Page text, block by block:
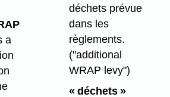
a
déchets prévue
dans les
règlements.
("additional
WRAP levy")
« déchets »